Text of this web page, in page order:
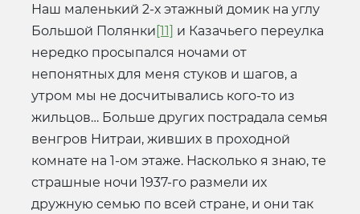
Наш маленький 2-х этажный домик на углу
Большой Полянки [11] и Казачьего переулка
нередко просыпался ночами от
непонятных для меня стуков и шагов, а
утром мы не досчитывались кого-то из
жильцов… Больше других пострадала семья
венгров Нитраи, живших в проходной
комнате на 1-ом этаже. Насколько я знаю, те
страшные ночи 1937-го размели их
дружную семью по всей стране, и они так